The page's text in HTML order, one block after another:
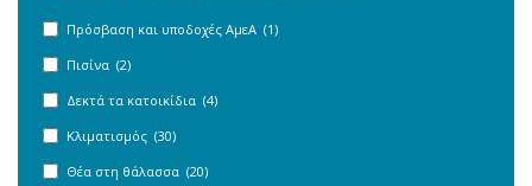
Πρόσβαση και υποδοχές ΑμεΑ (1)
Πισίνα (2)
Δεκτά τα κατοικίδια (4)
Κλιματισμός (30)
Θέα στη θάλασσα (20)